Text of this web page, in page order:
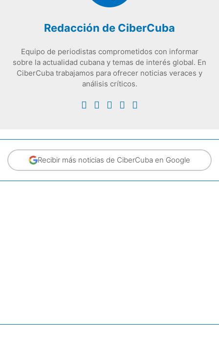
Redacción de CiberCuba
Equipo de periodistas comprometidos con informar
sobre la actualidad cubana y temas de interés global. En
CiberCuba trabajamos para ofrecer noticias veraces y
análisis críticos.
Recibir más noticias de CiberCuba en Google